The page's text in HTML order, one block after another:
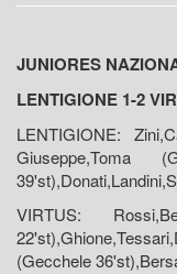
JUNIORES
LENTIGIONE 1-2
LENTIGIONE:
Giuseppe,Toma
VIRTUS:
(Gecchele